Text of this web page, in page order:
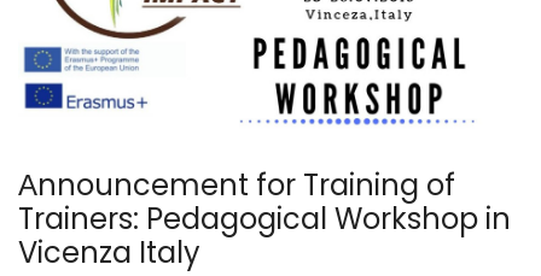
Аnnouncement for Training of
Trainers: Pedagogical Workshop in
Vicenza Italy